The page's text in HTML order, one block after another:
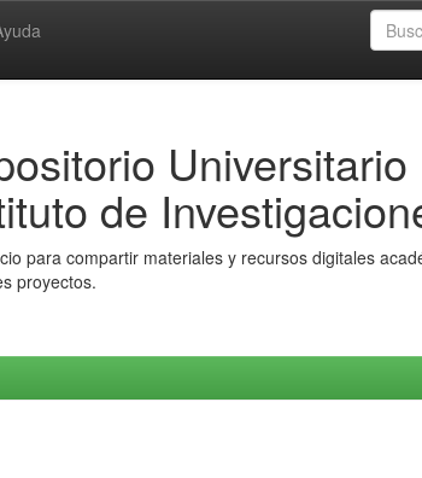
Universitario
de
para compartir materiales y recursos digitales
proyectos.